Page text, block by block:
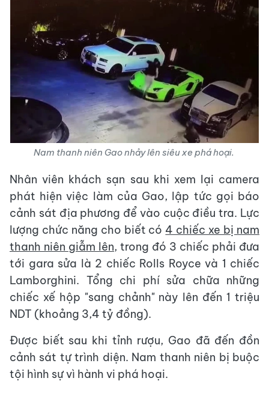
Nam thanh niên Gao nhảy lên siêu xe phá hoại.
Nhân viên khách sạn sau khi xem lại camera
phát hiện việc làm của Gao, lập tức gọi báo
cảnh sát địa phương để vào cuộc điều tra. Lực
lượng chức năng cho biết có 4 chiếc xe bị nam
thanh niên giẫm lên, trong đó 3 chiếc phải đưa
tới gara sửa là 2 chiếc Rolls Royce và 1 chiếc
Lamborghini. Tổng chi phí sửa chữa những
chiếc xế hộp "sang chảnh" này lên đến 1 triệu
NDT (khoảng 3,4 tỷ đồng).
Được biết sau khi tỉnh rượu, Gao đã đến đồn
cảnh sát tự trình diện. Nam thanh niên bị buộc
tội hình sự vì hành vi phá hoại.